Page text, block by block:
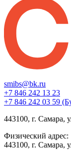
smibs@bk.ru
+7 846 242 13 23
+7 846 242 03 59
443100, г. Самара,
Физический адрес:
443100, г. Самара,